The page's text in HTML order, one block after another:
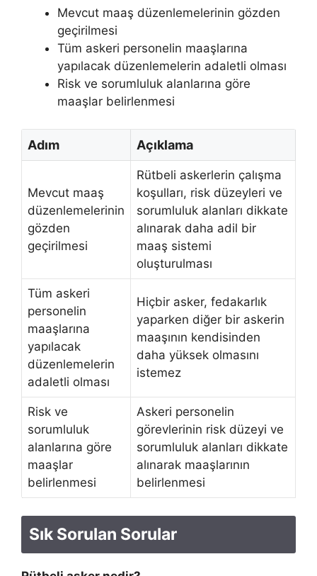
Mevcut maaş düzenlemelerinin gözden
geçirilmesi
Tüm askeri personelin maaşlarına
yapılacak düzenlemelerin adaletli olması
Risk ve sorumluluk alanlarına göre
maaşlar belirlenmesi
Adım Açıklama
Mevcut maaş
düzenlemelerinin
gözden
geçirilmesi
Rütbeli askerlerin çalışma
koşulları, risk düzeyleri ve
sorumluluk alanları dikkate
alınarak daha adil bir
maaş sistemi
oluşturulması
Tüm askeri
personelin
maaşlarına
yapılacak
düzenlemelerin
adaletli olması
Hiçbir asker, fedakarlık
yaparken diğer bir askerin
maaşının kendisinden
daha yüksek olmasını
istemez
Risk ve
sorumluluk
alanlarına göre
maaşlar
belirlenmesi
Askeri personelin
görevlerinin risk düzeyi ve
sorumluluk alanları dikkate
alınarak maaşlarının
belirlenmesi
Sık Sorulan Sorular